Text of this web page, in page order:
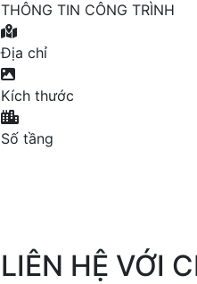
THÔNG TIN CÔNG TRÌNH
Địa chỉ
Kích thước
Số tầng
LIÊN HỆ VỚI